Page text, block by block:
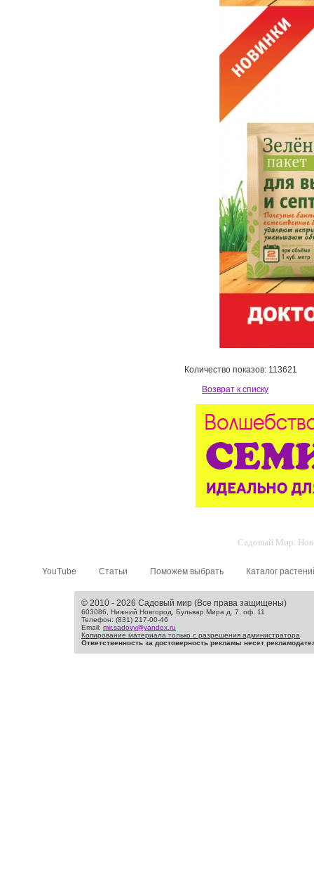
Количество показов: 113621
Возврат к списку
Садовый Мир.
YouTube Статьи Поможем выбрать Каталог
© 2010 - 2026 Садовый мир (Все права защищены)
603086, Нижний Новгород, Бульвар Мира д. 7, оф. 11
Телефон: (831) 217-00-46
Email: mir.sadovy@yandex.ru
Копирование материала только с разрешения администратора
Ответственность за достоверность рекламы несет